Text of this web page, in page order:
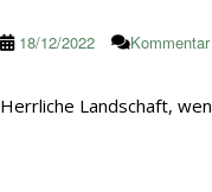
18/12/2022
Herrliche Landschaft,